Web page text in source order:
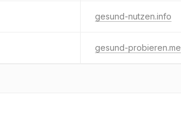
gesund-nutzen.info
gesund-probieren.me